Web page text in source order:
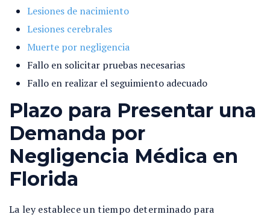
Lesiones de nacimiento
Lesiones cerebrales
Muerte por negligencia
Fallo en solicitar pruebas necesarias
Fallo en realizar el seguimiento adecuado
Plazo para Presentar una
Demanda por
Negligencia Médica en
Florida
La ley establece un tiempo determinado para